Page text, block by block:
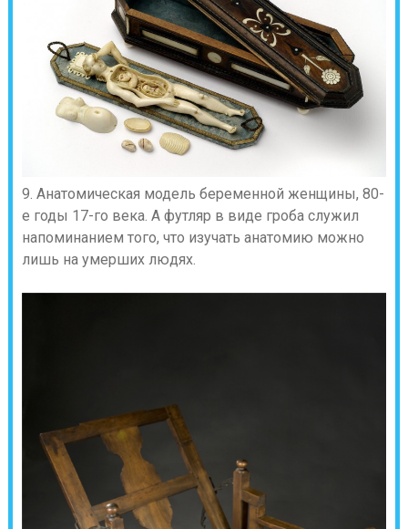
9. Анатомическая модель беременной женщины, 80-
е годы 17-го века. А футляр в виде гроба служил
напоминанием того, что изучать анатомию можно
лишь на умерших людях.